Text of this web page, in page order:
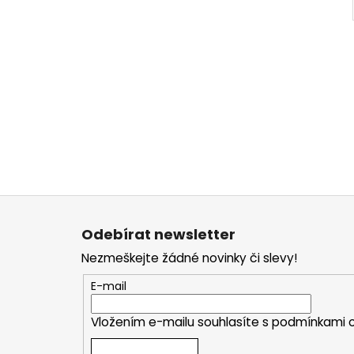
Z
Odebírat newsletter
Nezmeškejte žádné novinky či slevy!
E-mail
Vložením e-mailu souhlasíte s podmínkami